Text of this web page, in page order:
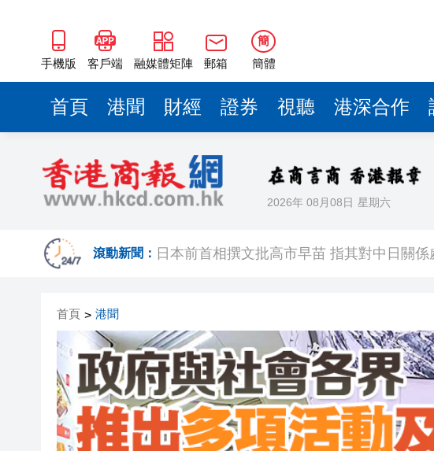
手機版 客戶端 融媒體矩陣 郵箱
簡
簡體
首頁 港聞 財經 證券 視聽 港深合作
2026年 08月08日 星期六
滾動新聞： 日本前首相撰文批高市早苗 指其對中日關係
超萬名「嘗鮮客」赴河源萬綠湖，在湖光山
央媒省媒灣區媒體採風團走進河源
107支隊伍，持續5日，中國合唱協會第19屆
吳可畏：用「五字訣」與「三種美」破譯合
首頁 > 港聞